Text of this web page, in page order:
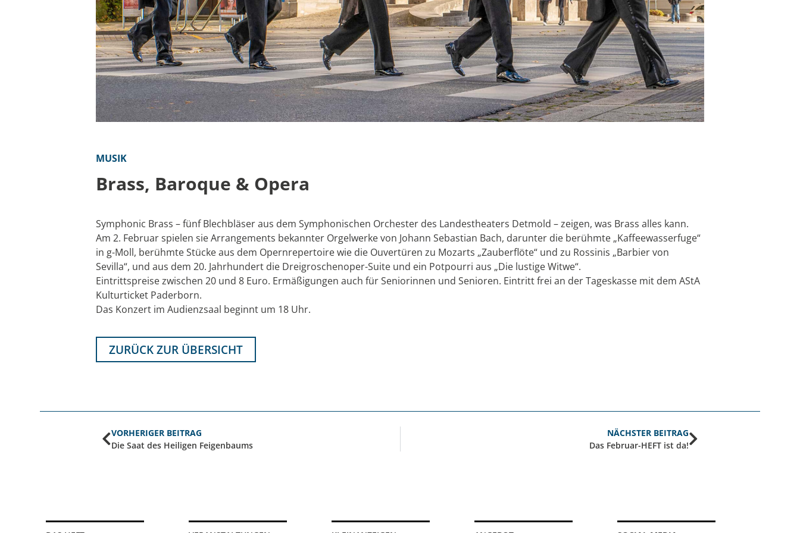
MUSIK
Brass, Baroque & Opera
Symphonic Brass – fünf Blechbläser aus dem Symphonischen Orchester des Landestheaters Detmold – zeigen, was Brass alles kann.
Am 2. Februar spielen sie Arrangements bekannter Orgelwerke von Johann Sebastian Bach, darunter die berühmte „Kaffeewasserfuge“
in g-Moll, berühmte Stücke aus dem Opernrepertoire wie die Ouvertüren zu Mozarts „Zauberflöte“ und zu Rossinis „Barbier von
Sevilla“, und aus dem 20. Jahrhundert die Dreigroschenoper-Suite und ein Potpourri aus „Die lustige Witwe“.
Eintrittspreise zwischen 20 und 8 Euro. Ermäßigungen auch für Seniorinnen und Senioren. Eintritt frei an der Tageskasse mit dem AStA
Kulturticket Paderborn.
Das Konzert im Audienzsaal beginnt um 18 Uhr.
ZURÜCK ZUR ÜBERSICHT
VORHERIGER BEITRAG
Die Saat des Heiligen Feigenbaums
NÄCHSTER BEITRAG
Das Februar-HEFT ist da!